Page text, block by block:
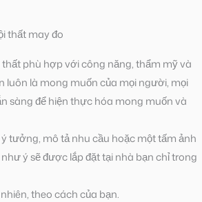
thất may đo
phù hợp với công năng, thẩm mỹ và
luôn là mong muốn của mọi người, mọi
sàng để hiện thực hóa mong muốn và
tưởng, mô tả nhu cầu hoặc một tấm ảnh
ý sẽ được lắp đặt tại nhà bạn chỉ trong
theo cách của bạn.